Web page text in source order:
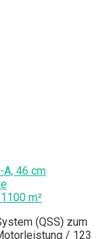
A, 46 cm
m²
(QSS) zum
/ 123